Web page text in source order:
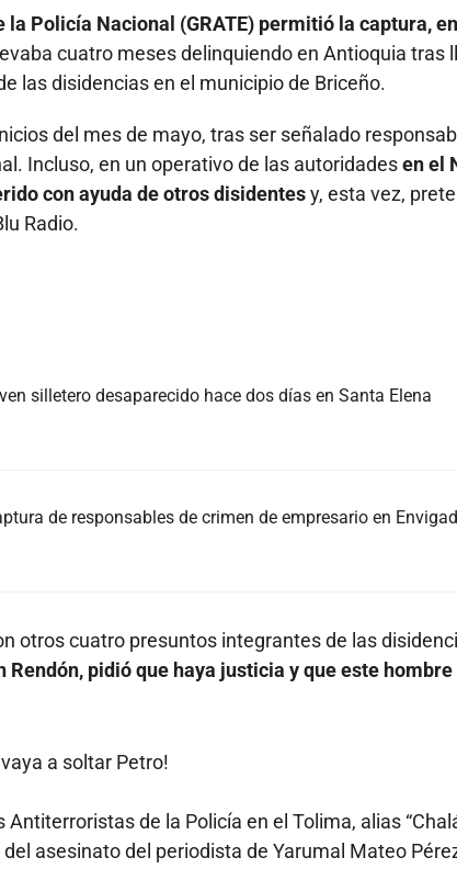
Policía Nacional (GRATE) permitió la captura,
cuatro meses delinquiendo en Antioquia tras
las disidencias en el municipio de Briceño.
del mes de mayo, tras ser señalado
Incluso, en un operativo de las autoridadesen el
con ayuda de otros disidentesy, esta vez,
Radio.
silletero desaparecido hace dos días en Santa Elena
de responsables de crimen de empresario en
otros cuatro presuntos integrantes de las
Rendón, pidió que haya justicia y que este hombre
a soltar Petro!
de la Policía en el Tolima, alias
asesinato del periodista de Yarumal Mateo